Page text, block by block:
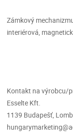
Zámkový
interiérová,
Kontakt na výrobcu/
Esselte Kft.
1139 Budapešť,